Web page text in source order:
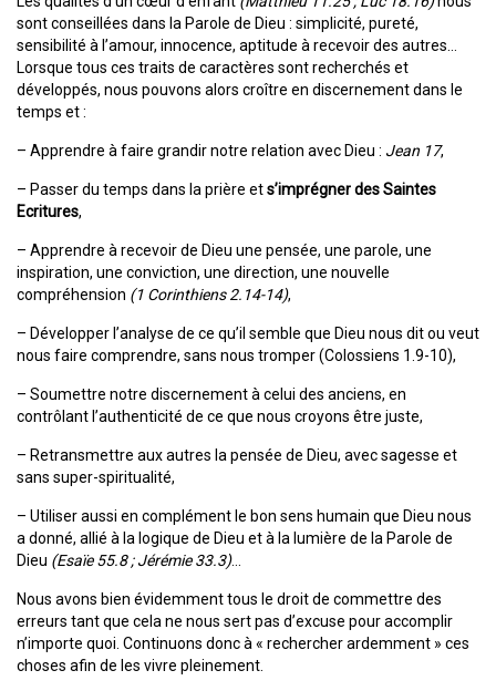
sont conseillées dans la Parole de Dieu : simplicité, pureté,
sensibilité à l’amour, innocence, aptitude à recevoir des autres…
Lorsque tous ces traits de caractères sont recherchés et
développés, nous pouvons alors croître en discernement dans le
temps et :
– Apprendre à faire grandir notre relation avec Dieu : Jean 17,
– Passer du temps dans la prière ets’imprégner des Saintes
Ecritures,
– Apprendre à recevoir de Dieu une pensée, une parole, une
inspiration, une conviction, une direction, une nouvelle
compréhension (1 Corinthiens 2.14-14),
– Développer l’analyse de ce qu’il semble que Dieu nous dit ou veut
nous faire comprendre, sans nous tromper (Colossiens 1.9-10),
– Soumettre notre discernement à celui des anciens, en
contrôlant l’authenticité de ce que nous croyons être juste,
– Retransmettre aux autres la pensée de Dieu, avec sagesse et
sans super-spiritualité,
– Utiliser aussi en complément le bon sens humain que Dieu nous
a donné, allié à la logique de Dieu et à la lumière de la Parole de
Dieu (Esaïe 55.8 ; Jérémie 33.3)…
Nous avons bien évidemment tous le droit de commettre des
erreurs tant que cela ne nous sert pas d’excuse pour accomplir
n’importe quoi. Continuons donc à « rechercher ardemment » ces
choses afin de les vivre pleinement.